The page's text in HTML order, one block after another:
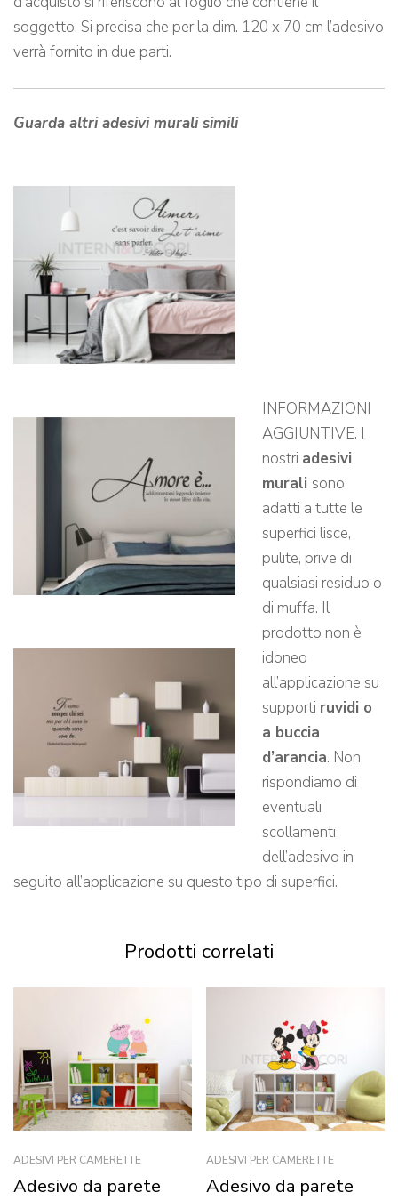
soggetto. Si precisa che per la dim. 120 x 70 cm l’adesivo
verrà fornito in due parti.
Guarda altri adesivi murali simili
INFORMAZIONI
AGGIUNTIVE: I
nostri adesivi
murali sono
adatti a tutte le
superfici lisce,
pulite, prive di
qualsiasi residuo o
di muffa. Il
prodotto non è
idoneo
all’applicazione su
supporti ruvidi o
a buccia
d’arancia. Non
rispondiamo di
eventuali
scollamenti
dell’adesivo in
seguito all’applicazione su questo tipo di superfici.
Prodotti correlati
ADESIVI PER CAMERETTE
Adesivo da parete
ADESIVI PER CAMERETTE
Adesivo da parete